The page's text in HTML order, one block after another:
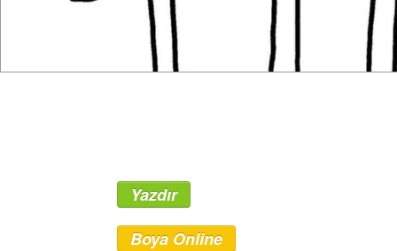
Yazdır
Boya Online